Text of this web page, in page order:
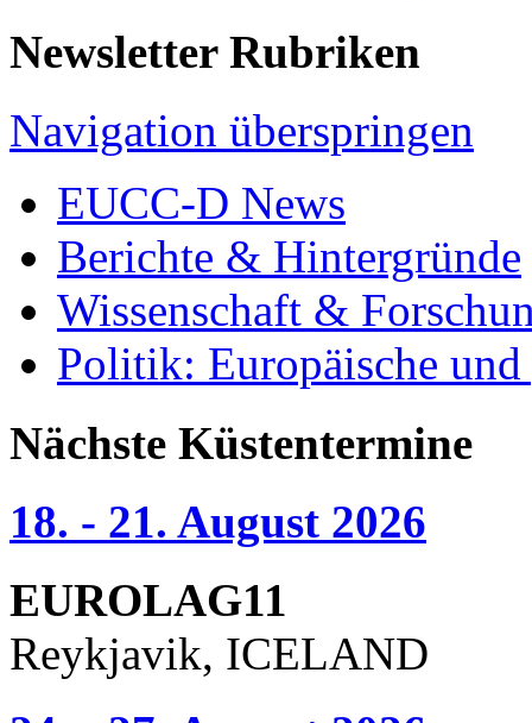
Newsletter Rubriken
Navigation überspringen
EUCC-D News
Berichte & Hintergründe
Wissenschaft &
Politik: Europäische
Nächste Küstentermine
18. - 21. August 2026
EUROLAG11
Reykjavik, ICELAND